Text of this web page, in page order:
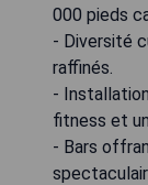
000 pieds
- Diversité
raffinés.
-
fitness et
- Bars